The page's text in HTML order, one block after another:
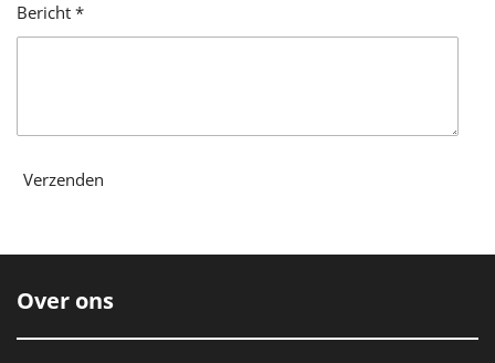
Bericht *
Verzenden
Over ons